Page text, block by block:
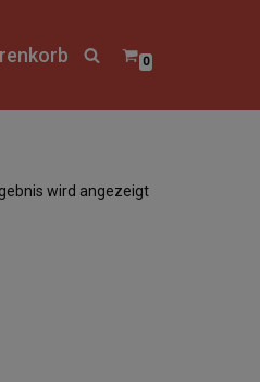
0
wird angezeigt